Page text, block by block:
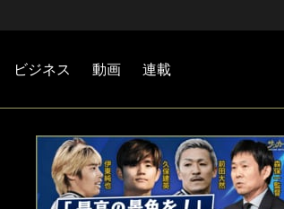
ビジネス 動画 連載